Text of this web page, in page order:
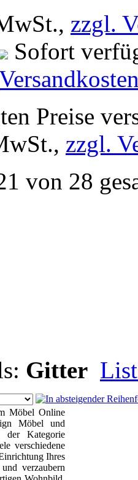
zzgl.
Sofort
Preise
zzgl.
von 28
Gitter
Möbel Online
Möbel und
der Kategorie
verschiedene
Ihres
verzaubern